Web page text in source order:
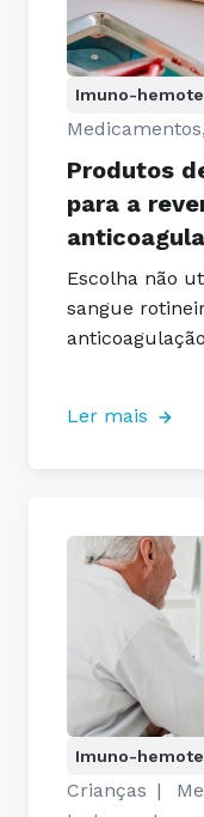
Imuno-
Produtos
para a
Escolha não
sangue
Ler mais
Imuno-
Crianças |